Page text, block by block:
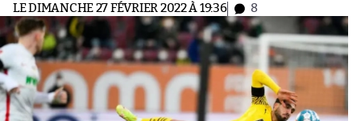
LE DIMANCHE 27 FÉVRIER 2022 À 19:36 8